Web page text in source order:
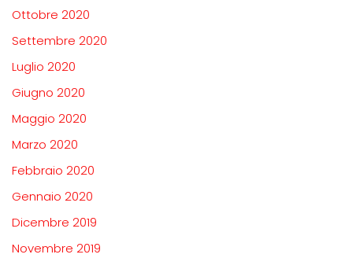
Ottobre 2020
Settembre 2020
Luglio 2020
Giugno 2020
Maggio 2020
Marzo 2020
Febbraio 2020
Gennaio 2020
Dicembre 2019
Novembre 2019